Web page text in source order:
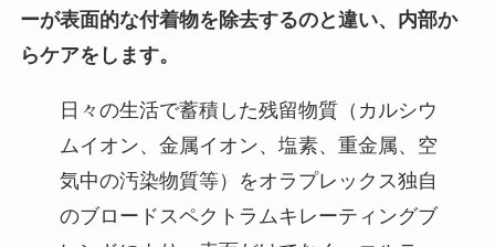
ーが表面的な付着物を除去するのと違い、内部か
らケアをします。
日々の生活で蓄積した残留物質（カルシウ
ムイオン、金属イオン、塩素、重金属、空
気中の汚染物質等）をオラプレックス独自
のブロードスペクトラムキレーティングブ